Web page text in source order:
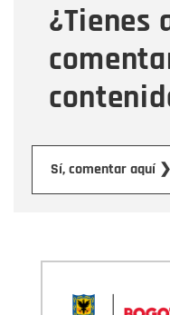
¿Tienes
Sí, comentar aquí ❯
Mensaje